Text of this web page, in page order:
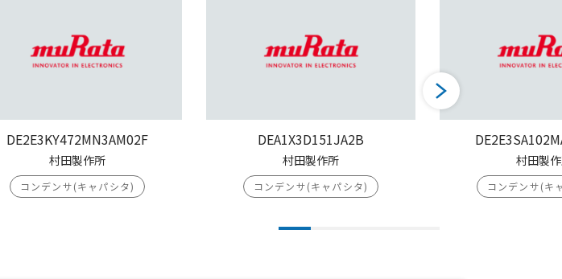
DE2E3KY472MN3AM02F
村田製作所
コンデンサ(キャパシタ)
DEA1X3D151JA2B
村田製作所
コンデンサ(キャパシタ)
村田製
コンデンサ(キ